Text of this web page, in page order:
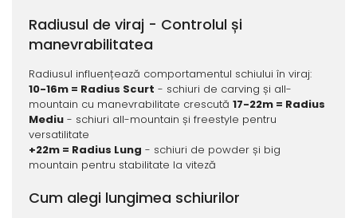
Radiusul de viraj - Controlul și
manevrabilitatea
Radiusul influențează comportamentul schiului în viraj:
10-16m = Radius Scurt - schiuri de carving și all-
mountain cu manevrabilitate crescută 17-22m = Radius
Mediu- schiuri all-mountain și freestyle pentru
versatilitate
+22m = Radius Lung - schiuri de powder și big
mountain pentru stabilitate la viteză
Cum alegi lungimea schiurilor